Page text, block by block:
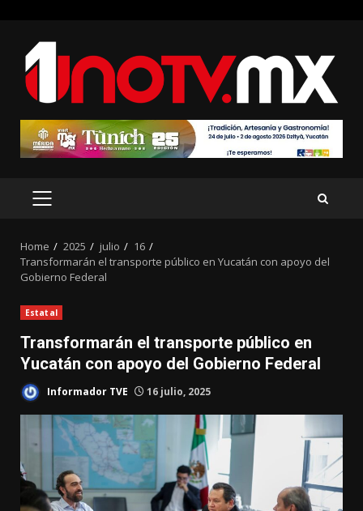
content
PRIMARY
Home 2025 julio
16
Transformarán el transporte público en Yucatán con apoyo del
Gobierno Federal
Estatal
Transformarán el transporte público en
Yucatán con apoyo del Gobierno Federal
Informador TVE 16 julio, 2025